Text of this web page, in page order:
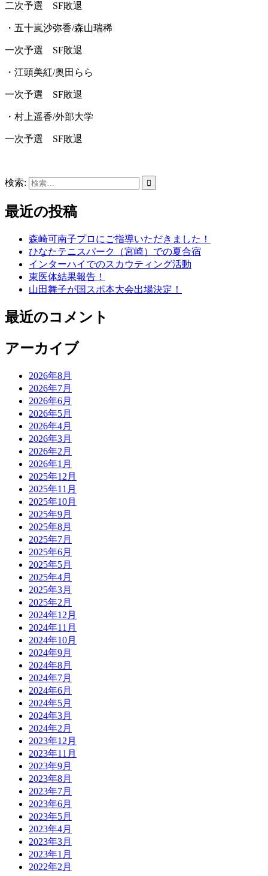
二次予選 SF敗退
・五十嵐沙弥香/森山瑞稀
一次予選 SF敗退
・江頭美紅/奥田らら
一次予選 SF敗退
・村上遥香/外部大学
一次予選 SF敗退
検索:
最近の投稿
森崎可南子プロにご指導いただきました！
ひなたテニスパーク（宮崎）での夏合宿
インターハイでのスカウティング活動
東医体結果報告！
山田舞子が国スポ本大会出場決定！
最近のコメント
アーカイブ
2026年8月
2026年7月
2026年6月
2026年5月
2026年4月
2026年3月
2026年2月
2026年1月
2025年12月
2025年11月
2025年10月
2025年9月
2025年8月
2025年7月
2025年6月
2025年5月
2025年4月
2025年3月
2025年2月
2024年12月
2024年11月
2024年10月
2024年9月
2024年8月
2024年7月
2024年6月
2024年5月
2024年3月
2024年2月
2023年12月
2023年11月
2023年9月
2023年8月
2023年7月
2023年6月
2023年5月
2023年4月
2023年3月
2023年1月
2022年2月